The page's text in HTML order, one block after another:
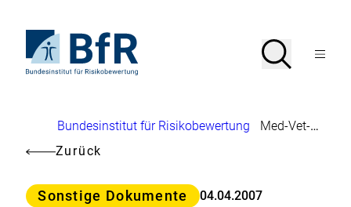
Seiteninhalt
springenStartseite
von
Suche
SucheMenü
Brotkrumennavigation
Bundesinstitut für Risikobewertung
Med-Vet-Net News Volume 4, Issue 3
Zurück
Kategorie
Sonstige Dokumente 04.04.2007